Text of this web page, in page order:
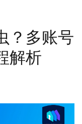
？多账号
解析